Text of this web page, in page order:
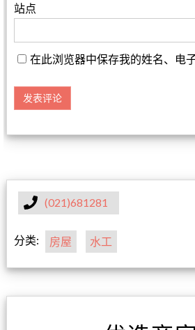
站点
在此浏览器中保存我的姓名、电
(021)681281
分类: 房屋 水工